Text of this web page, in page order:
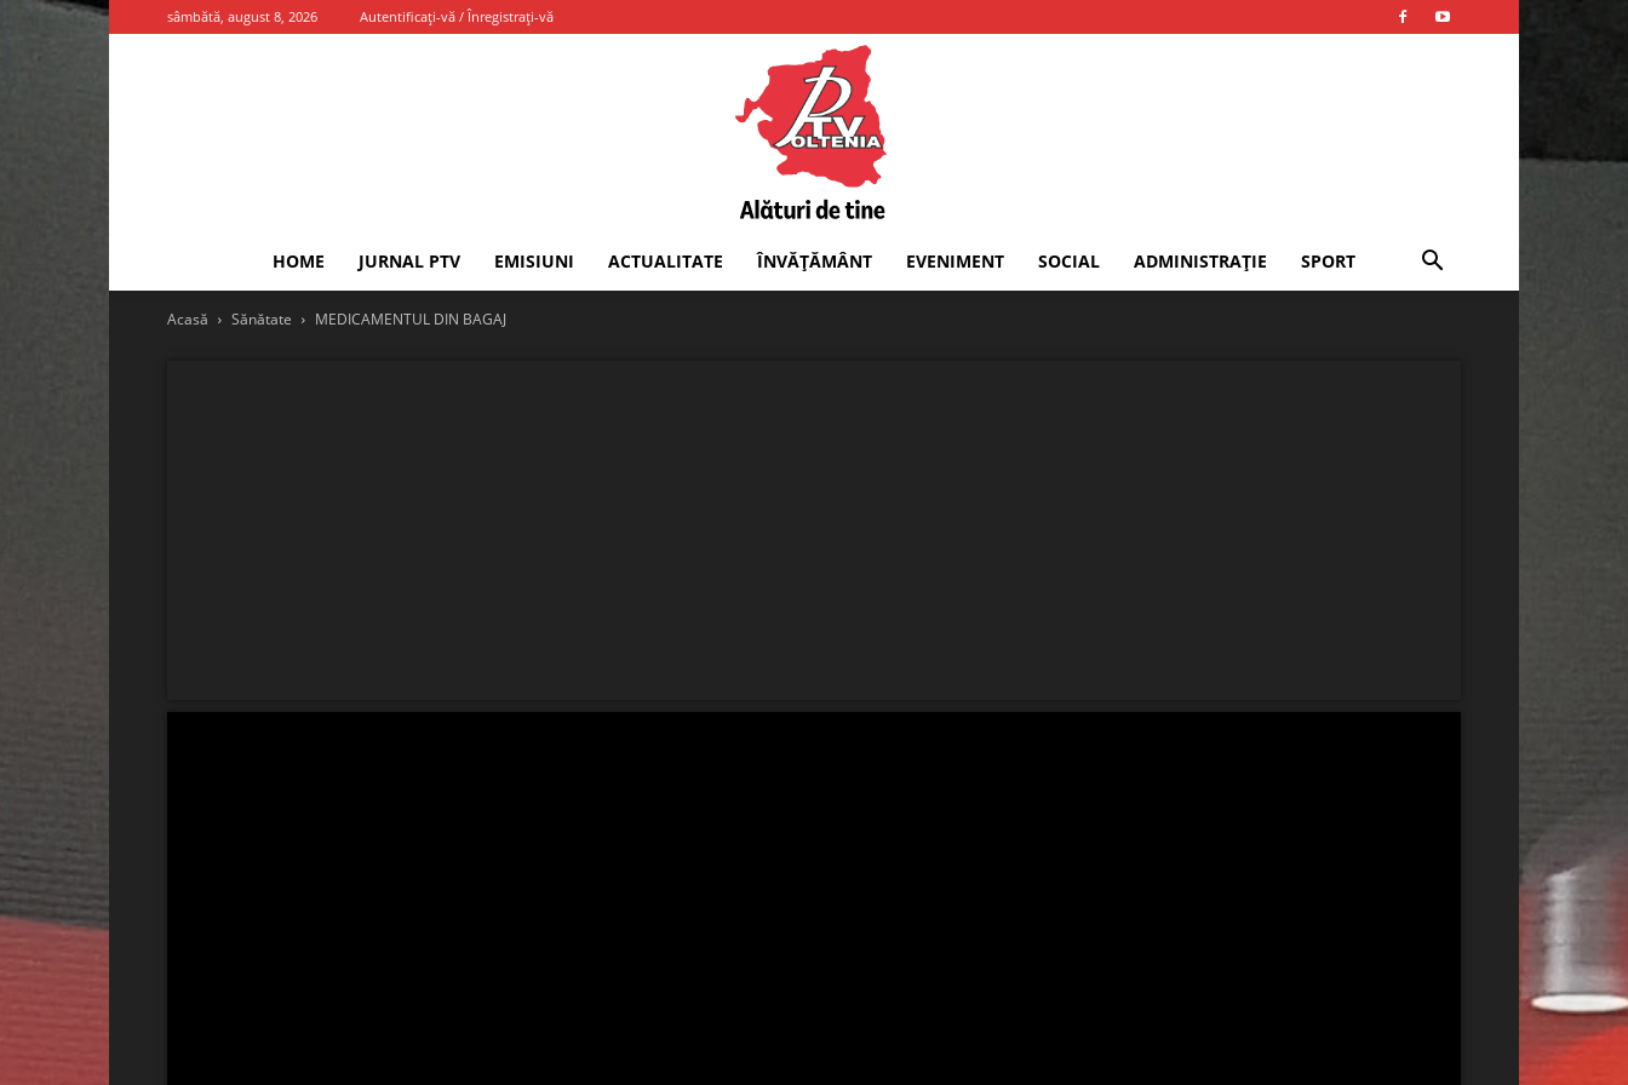
sâmbătă, august 8, 2026 Autentificați-vă / Înregistrați-vă
HOME JURNAL PTV EMISIUNI ACTUALITATE ÎNVĂȚĂMÂNT EVENIMENT SOCIAL ADMINISTRAȚIE SPORT
Acasă Sănătate MEDICAMENTUL DIN BAGAJ